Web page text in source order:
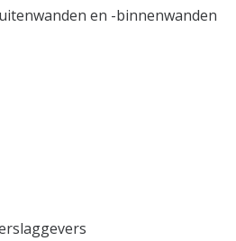
en -binnenwanden